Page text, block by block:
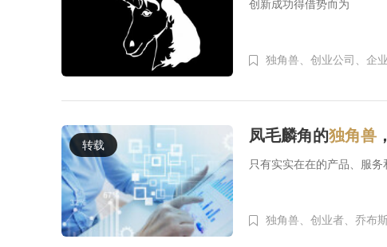
创新成功得借势而为
独角兽、 创业公司、 企
转载 凤毛麟角的独角兽
只有实实在在的产品、服
独角兽、 创业者、 乔布